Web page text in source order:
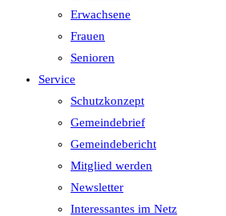
Erwachsene
Frauen
Senioren
Service
Schutzkonzept
Gemeindebrief
Gemeindebericht
Mitglied werden
Newsletter
Interessantes im Netz